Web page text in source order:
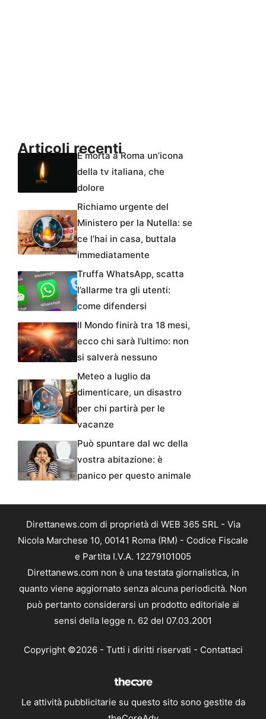
Articoli recentiÈ morta a Roma un’icona
della tv italiana, che
dolore
Richiamo urgente del
Ministero per la Nutella: se
ce l’hai in casa, buttala
immediatamente
Truffa WhatsApp, scatta
l’allarme tra gli utenti:
come difendersi
Il Mondo finirà tra 18 mesi,
ecco chi sarà l’ultimo: non
si salverà nessuno
Meteo a luglio da
dimenticare, un disastro
per chi partirà per le
vacanze
Può spuntare dal wc della
vostra abitazione: è
panico per questo animale
Direttanews.com di proprietà di WEB 365 SRL - Via
Nicola Marchese 10, 00141 Roma (RM) - Codice Fiscale
e Partita I.V.A. 12279101005
Direttanews.com non è una testata giornalistica, in
quanto viene aggiornato senza alcuna periodicità. Non
può pertanto considerarsi un prodotto editoriale ai
sensi della legge n. 62 del 07.03.2001
Copyright ©2026 - Tutti i diritti riservati - Contattaci
Le attività pubblicitarie su questo sito sono gestite da